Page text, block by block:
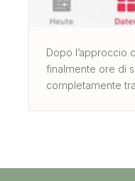
Dopo l’approccio
finalmente ore di
completamente